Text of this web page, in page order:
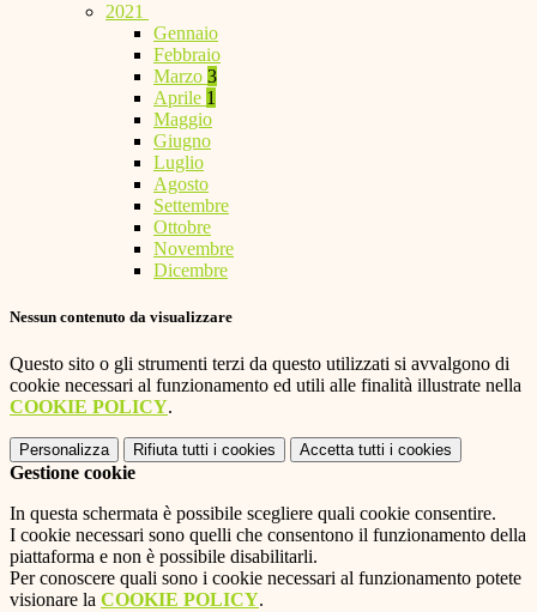
2021
Gennaio
Febbraio
Marzo 3
Aprile 1
Maggio
Giugno
Luglio
Agosto
Settembre
Ottobre
Novembre
Dicembre
Nessun contenuto da visualizzare
Questo sito o gli strumenti terzi da questo utilizzati si avvalgono di
cookie necessari al funzionamento ed utili alle finalità illustrate nella
COOKIE POLICY.
Personalizza Rifiuta tutti i cookies Accetta tutti i cookies
Gestione cookie
In questa schermata è possibile scegliere quali cookie consentire.
I cookie necessari sono quelli che consentono il funzionamento della
piattaforma e non è possibile disabilitarli.
Per conoscere quali sono i cookie necessari al funzionamento potete
visionare la COOKIE POLICY.